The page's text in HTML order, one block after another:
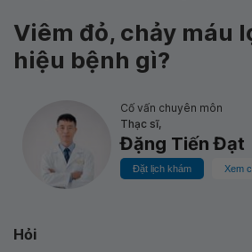
Viêm đỏ, chảy máu
hiệu bệnh gì?
Cố vấn chuyên môn
Thạc sĩ,
Đặng Tiến Đạt
Đặt lịch khám Xem
Hỏi